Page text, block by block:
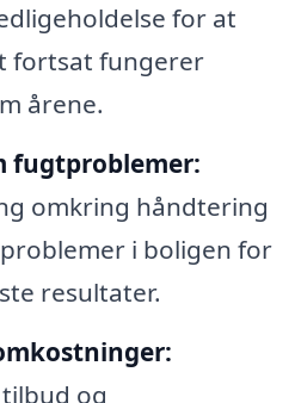
for at
fortsat fungerer
årene.
fugtproblemer:
omkring håndtering
i boligen for
resultater.
og